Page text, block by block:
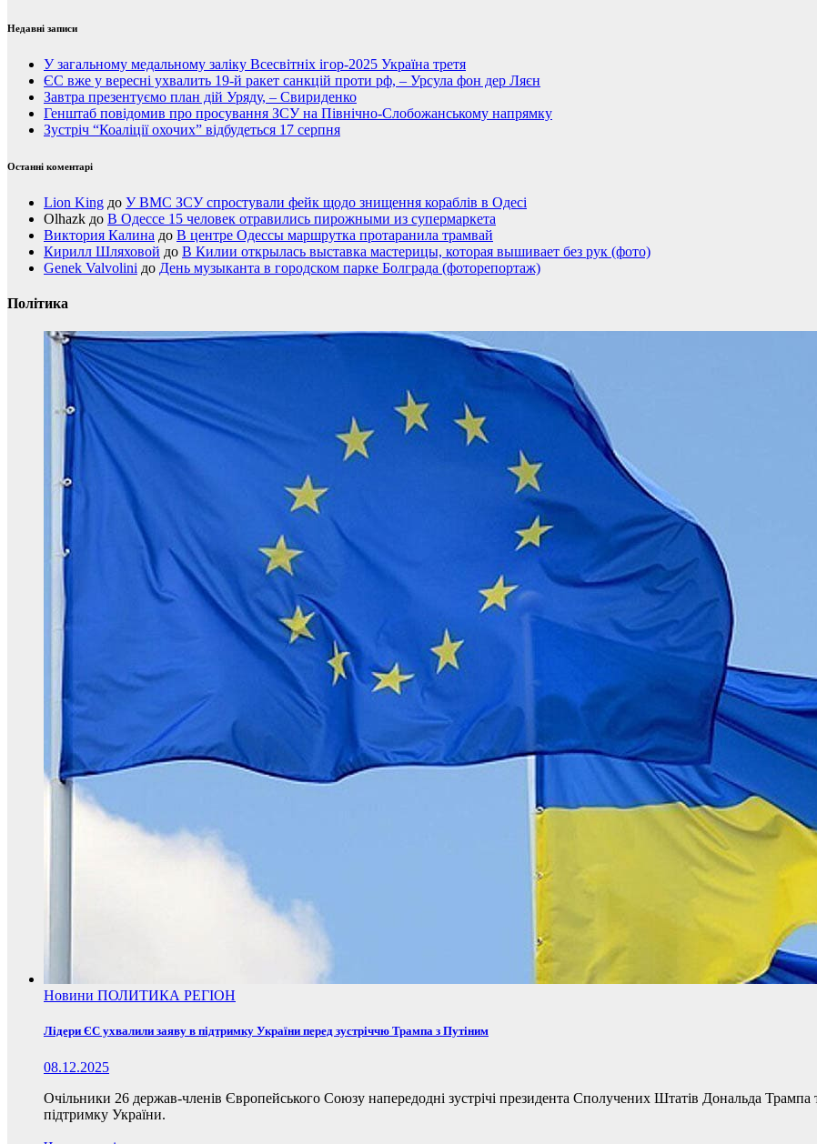
Недавні записи
У загальному медальному заліку Всесвітніх ігор-2025 Україна третя
ЄС вже у вересні ухвалить 19-й ракет санкцій проти рф, – Урсула фон дер Ляєн
Завтра презентуємо план дій Уряду, – Свириденко
Генштаб повідомив про просування ЗСУ на Північно-Слобожанському напрямку
Зустріч “Коаліції охочих” відбудеться 17 серпня
Останні коментарі
Lion King до У ВМС ЗСУ спростували фейк щодо знищення кораблів в Одесі
Olhazk до В Одессе 15 человек отравились пирожными из супермаркета
Виктория Калина до В центре Одессы маршрутка протаранила трамвай
Кирилл Шляховой до В Килии открылась выставка мастерицы, которая вышивает без рук (фото)
Genek Valvolini до День музыканта в городском парке Болграда (фоторепортаж)
Політика
Новини ПОЛИТИКА РЕГІОН
Лідери ЄС ухвалили заяву в підтримку України перед зустріччю Трампа з Путіним
08.12.2025
Очільники 26 держав-членів Європейського Союзу напередодні зустрічі президента Сполучених Штатів Дональда Трампа
підтримку України.